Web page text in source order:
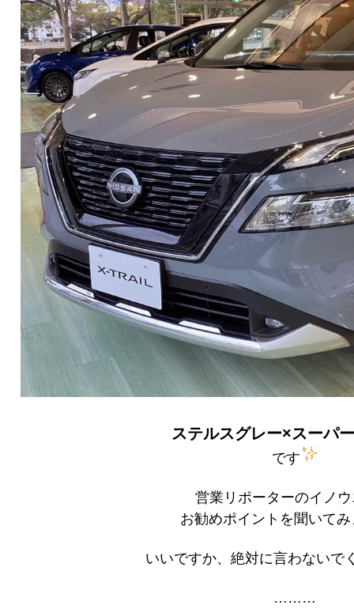
ステルスグレー×スーパ
です
営業リポーターのイノ
お勧めポイントを聞いて
いいですか、絶対に言わないで
………